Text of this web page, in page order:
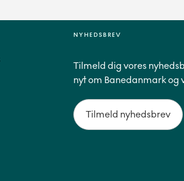
NYHEDSBREV
Tilmeld dig vores
nyt om Banedanmark og
Tilmeld nyhedsbrev